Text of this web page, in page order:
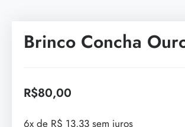
Brinco Concha
R$80,00
6x de R$ 13,33 sem juros